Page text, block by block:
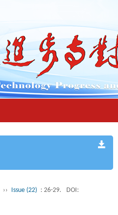
›› Issue (22) : 26-29.
DOI: